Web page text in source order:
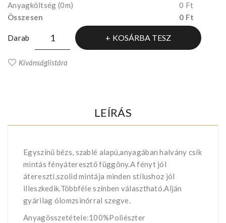
Anyagköltség (0m)
0 Ft
Összesen
0 Ft
Darab KOSÁRBA TESZ
Kívánságlistára
LEÍRÁS
Egyszínű bézs, szablé alapú,anyagában halvány csík
mintás fényáteresztő függöny.A fényt jól
átereszti,szolid mintája minden stílushoz jól
illeszkedik.Többféle színben választható.Alján
gyárilag ólomzsinórral szegve.
Anyagösszetétele:100%Poliészter